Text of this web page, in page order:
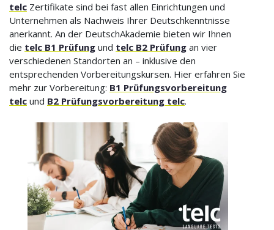
telc Zertifikate sind bei fast allen Einrichtungen und
Unternehmen als Nachweis Ihrer Deutschkenntnisse
anerkannt. An der DeutschAkademie bieten wir Ihnen
die telc B1 Prüfung und telc B2 Prüfung an vier
verschiedenen Standorten an – inklusive den
entsprechenden Vorbereitungskursen. Hier erfahren Sie
mehr zur Vorbereitung: B1 Prüfungsvorbereitung
telc und B2 Prüfungsvorbereitung telc.